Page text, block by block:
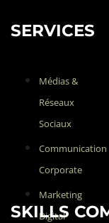
SERVICES
Médias &
Réseaux
Sociaux
Communication
Corporate
Marketing
Digital
SKILLS